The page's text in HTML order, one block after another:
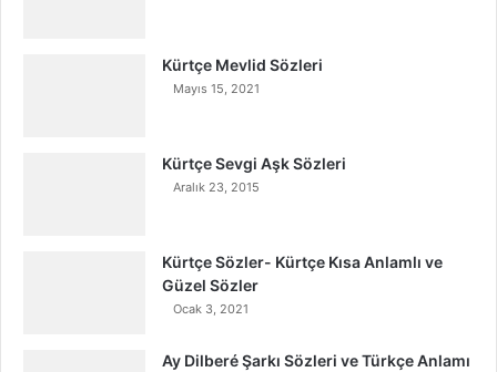
Kürtçe Mevlid Sözleri
Mayıs 15, 2021
Kürtçe Sevgi Aşk Sözleri
Aralık 23, 2015
Kürtçe Sözler- Kürtçe Kısa Anlamlı ve
Güzel Sözler
Ocak 3, 2021
Ay Dilberé Şarkı Sözleri ve Türkçe Anlamı